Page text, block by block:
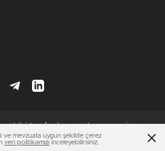
ekibi tarafından yapılmış premium
temasıdır
ve mevzuata uygun şekilde çerez
veri politikamızı inceleyebilirsiniz.